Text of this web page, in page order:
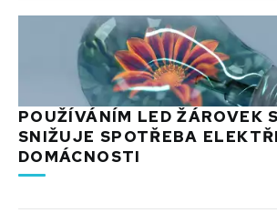
POUŽÍVÁNÍM LED ŽÁROVEK
SNIŽUJE SPOTŘEBA
DOMÁCNOSTI